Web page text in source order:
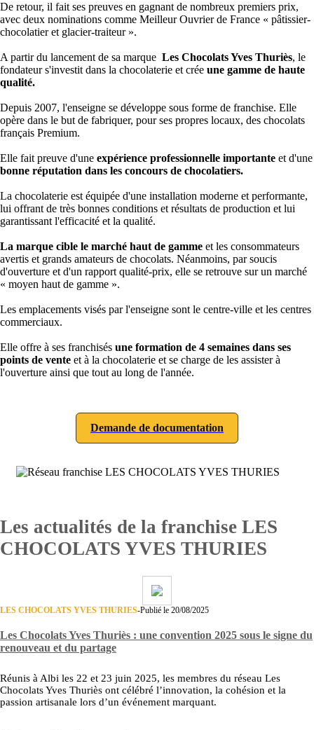
De retour, il fait ses preuves en gagnant de nombreux premiers prix,
avec deux nominations comme Meilleur Ouvrier de France « pâtissier-
chocolatier et glacier-traiteur ».
A partir du lancement de sa marque Les Chocolats Yves Thuriès, le
fondateur s'investit dans la chocolaterie et crée une gamme de haute
qualité.
Depuis 2007, l'enseigne se développe sous forme de franchise. Elle
opère dans le but de fabriquer, pour ses propres locaux, des chocolats
français Premium.
Elle fait preuve d'une expérience professionnelle importante et d'une
bonne réputation dans les concours de chocolatiers.
La chocolaterie est équipée d'une installation moderne et performante,
lui offrant de très bonnes conditions et résultats de production et lui
garantissant l'efficacité et la qualité.
La marque cible le marché haut de gamme et les consommateurs
avertis et grands amateurs de chocolats. Néanmoins, par soucis
d'ouverture et d'un rapport qualité-prix, elle se retrouve sur un marché
« moyen haut de gamme ».
Les emplacements visés par l'enseigne sont le centre-ville et les centres
commerciaux.
Elle offre à ses franchisés une formation de 4 semaines dans ses
points de vente et à la chocolaterie et se charge de les assister à
l'ouverture ainsi que tout au long de l'année.
Demande de documentation
Les actualités de la franchise LES
CHOCOLATS YVES THURIES
LES CHOCOLATS YVES THURIES-Publié le 20/08/2025
Les Chocolats Yves Thuriès : une convention 2025 sous le signe du
renouveau et du partage
Réunis à Albi les 22 et 23 juin 2025, les membres du réseau Les
Chocolats Yves Thuriès ont célébré l’innovation, la cohésion et la
passion artisanale lors d’un événement marquant.